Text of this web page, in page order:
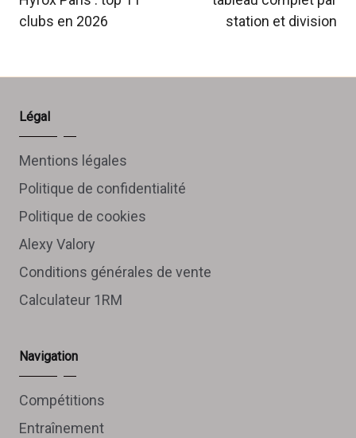
clubs en 2026
station et division
Légal
Mentions légales
Politique de confidentialité
Politique de cookies
Alexy Valory
Conditions générales de vente
Calculateur 1RM
Navigation
Compétitions
Entraînement